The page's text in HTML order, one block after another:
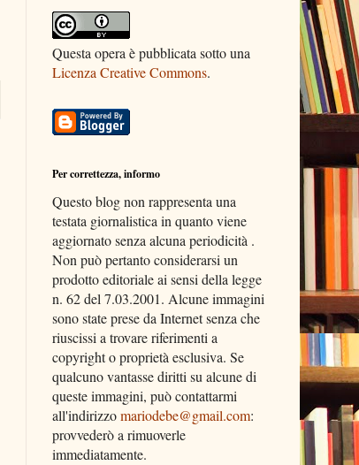
Questa opera è pubblicata sotto una
Licenza Creative Commons.
Per correttezza, informo
Questo blog non rappresenta una
testata giornalistica in quanto viene
aggiornato senza alcuna periodicità .
Non può pertanto considerarsi un
prodotto editoriale ai sensi della legge
n. 62 del 7.03.2001. Alcune immagini
sono state prese da Internet senza che
riuscissi a trovare riferimenti a
copyright o proprietà esclusiva. Se
qualcuno vantasse diritti su alcune di
queste immagini, può contattarmi
all'indirizzomariodebe@gmail.com:
provvederò a rimuoverle
immediatamente.